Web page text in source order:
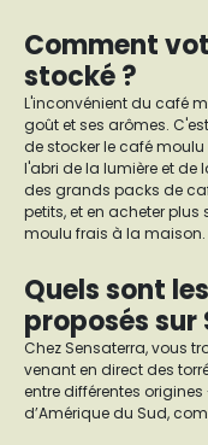
Comment
stocké ?
L'inconvénient du café
goût et ses arômes.
de stocker le café
l'abri de la lumière et de
des grands packs de
petits, et en acheter
moulu frais à la maison.
Quels sont
proposés sur
Chez Sensaterra, vous
venant en direct des
entre différentes
d’Amérique du Sud,